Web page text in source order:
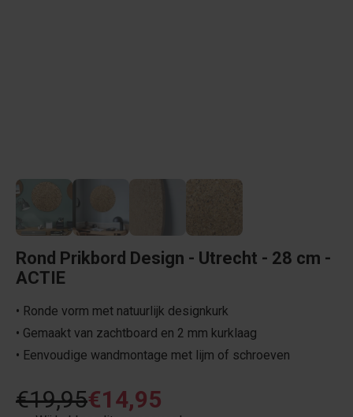
Rond Prikbord Design - Utrecht - 28 cm -
ACTIE
• Ronde vorm met natuurlijk designkurk
• Gemaakt van zachtboard en 2 mm kurklaag
• Eenvoudige wandmontage met lijm of schroeven
€19,95€14,95